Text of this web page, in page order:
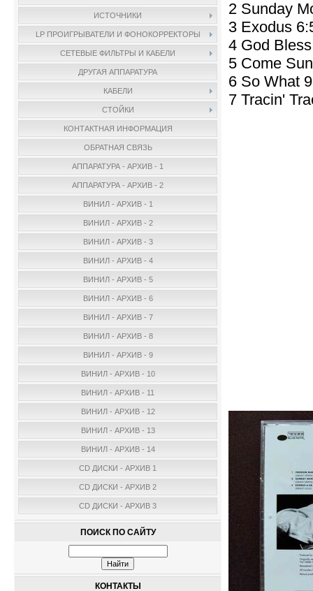
ИСТОЧНИКИ
LP ПРОИГРЫВАТЕЛИ И ФОНОКОРРЕКТОРЫ
СЕТЕВЫЕ ФИЛЬТРЫ И КАБЕЛИ
ДРУГАЯ АППАРАТУРА
КАБЕЛИ
СТОЙКИ
КОНТАКТНАЯ ИНФОРМАЦИЯ
ОБРАТНАЯ СВЯЗЬ
АППАРАТУРА - АРХИВ - 1
АППАРАТУРА - АРХИВ - 2
ВИНИЛ - АРХИВ - 1
ВИНИЛ - АРХИВ - 2
ВИНИЛ - АРХИВ - 3
ВИНИЛ - АРХИВ - 4
ВИНИЛ - АРХИВ - 5
ВИНИЛ - АРХИВ - 6
ВИНИЛ - АРХИВ - 7
ВИНИЛ - АРХИВ - 8
ВИНИЛ - АРХИВ - 9
ВИНИЛ - АРХИВ - 10
ВИНИЛ - АРХИВ - 11
ВИНИЛ - АРХИВ - 12
ВИНИЛ - АРХИВ - 13
ВИНИЛ - АРХИВ - 14
CD ДИСКИ - АРХИВ 1
CD ДИСКИ - АРХИВ 2
CD ДИСКИ - АРХИВ 3
ПОИСК ПО САЙТУ
КОНТАКТЫ
2 Sunday
3 Exodus
4 God
5 Come
6 So What
7 Tracin'